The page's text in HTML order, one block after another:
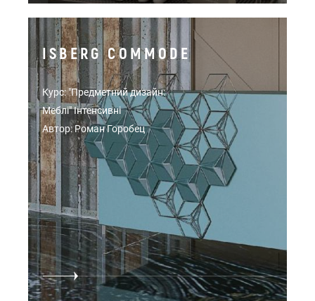
ISBERG COMMODE
Курс: "Предметний дизайн:
Меблі" Інтенсивні
Автор: Роман Горобец